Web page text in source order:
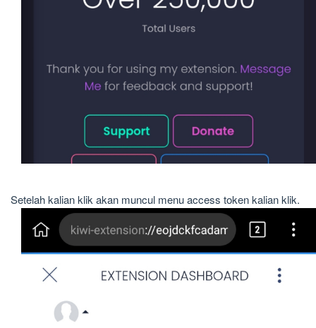
Setelah kalian klik akan muncul menu access token kalian klik.